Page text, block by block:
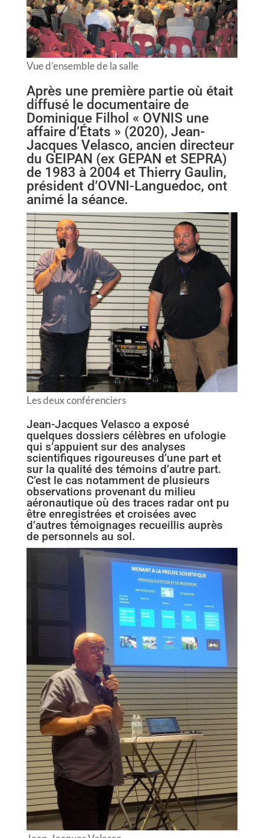
Vue d’ensemble de la salle
Après une première partie où était
diffusé le documentaire de
Dominique Filhol « OVNIS une
affaire d’États » (2020), Jean-
Jacques Velasco, ancien directeur
du GEIPAN (ex GEPAN et SEPRA)
de 1983 à 2004 et Thierry Gaulin,
président d’OVNI-Languedoc, ont
animé la séance.
Les deux conférenciers
Jean-Jacques Velasco a exposé
quelques dossiers célèbres en ufologie
qui s’appuient sur des analyses
scientifiques rigoureuses d’une part et
sur la qualité des témoins d’autre part.
C’est le cas notamment de plusieurs
observations provenant du milieu
aéronautique où des traces radar ont pu
être enregistrées et croisées avec
d’autres témoignages recueillis auprès
de personnels au sol.